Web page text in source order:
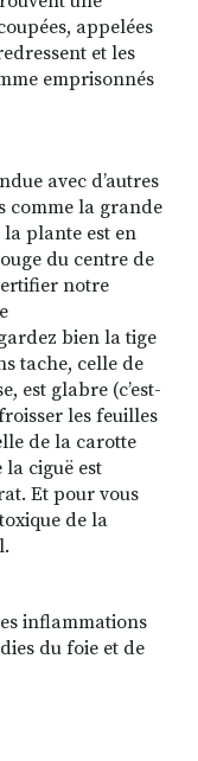
appelées
et les
emprisonnés
avec d’autres
comme la grande
plante est en
du centre de
notre
bien la tige
tache, celle de
est glabre (c’est-
les feuilles
de la carotte
la ciguë est
Et pour vous
de la
inflammations
du foie et de